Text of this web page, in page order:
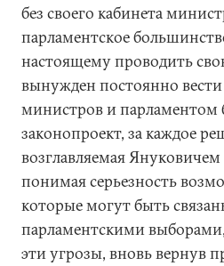
без своего кабинета
парламентское
настоящему проводить
вынужден постоянно
министров и парламентом
законопроект, за каждое
возглавляемая
понимая серьезность
которые могут быть
парламентскими
эти угрозы, вновь вернув